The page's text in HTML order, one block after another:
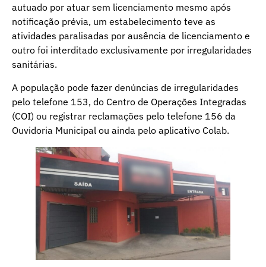
autuado por atuar sem licenciamento mesmo após
notificação prévia, um estabelecimento teve as
atividades paralisadas por ausência de licenciamento e
outro foi interditado exclusivamente por irregularidades
sanitárias.
A população pode fazer denúncias de irregularidades
pelo telefone 153, do Centro de Operações Integradas
(COI) ou registrar reclamações pelo telefone 156 da
Ouvidoria Municipal ou ainda pelo aplicativo Colab.